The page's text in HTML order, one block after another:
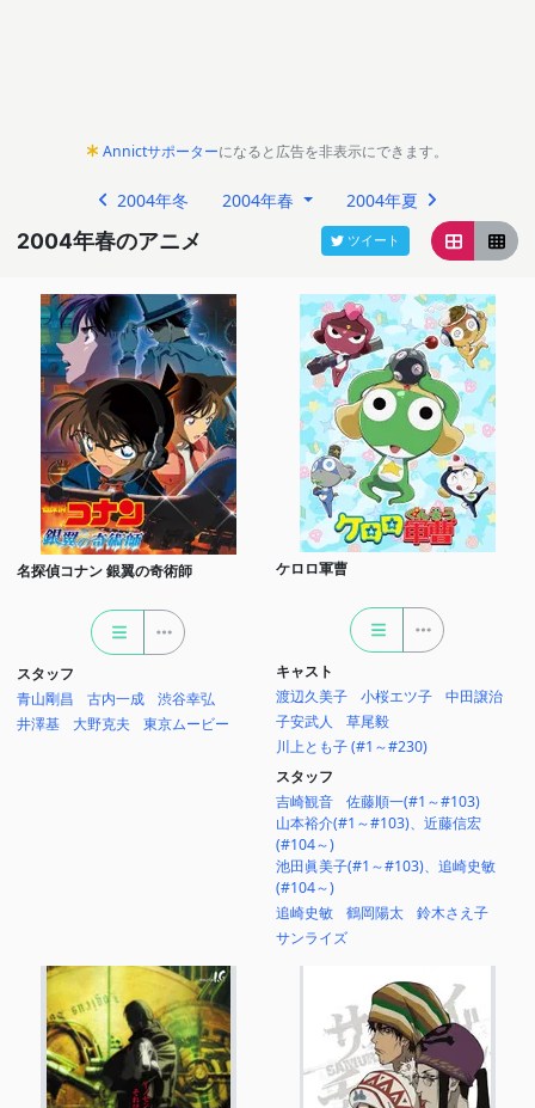
Annictサポーターになると広告を非表示にできます。
2004年冬 2004年春 2004年夏
2004年春のアニメ ツイート
名探偵コナン 銀翼の奇術師
スタッフ
青山剛昌
古内一成
渋谷幸弘
井澤基
大野克夫 東京ムービー
ケロロ軍曹
キャスト
渡辺久美子
小桜エツ子
中田譲治
子安武人
草尾毅
川上とも子 (#1～#230)
スタッフ
吉崎観音
佐藤順一(#1～#103)
山本裕介(#1～#103)、近藤信宏
(#104～)
池田眞美子(#1～#103)、追崎史敏
(#104～)
追崎史敏
鶴岡陽太
鈴木さえ子
サンライズ